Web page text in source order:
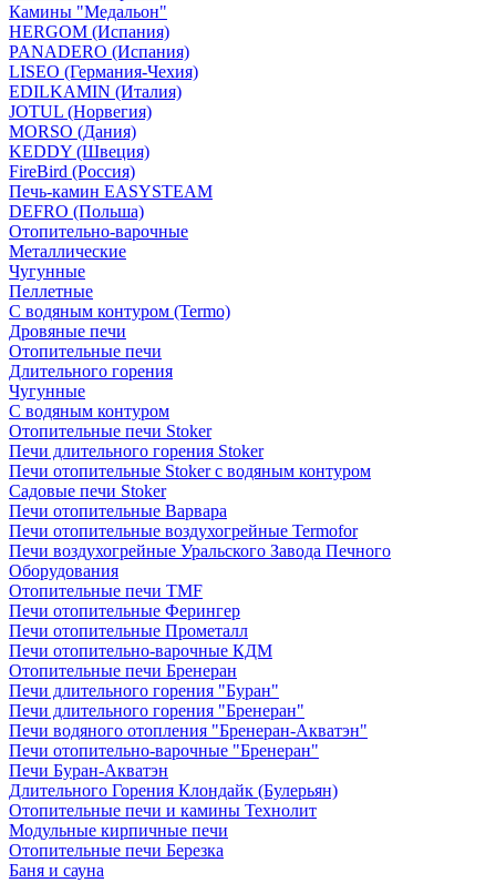
Камины "Медальон"
HERGOM (Испания)
PANADERO (Испания)
LISEO (Германия-Чехия)
EDILKAMIN (Италия)
JOTUL (Норвегия)
MORSO (Дания)
KEDDY (Швеция)
FireBird (Россия)
Печь-камин EASYSTEAM
DEFRO (Польша)
Отопительно-варочные
Металлические
Чугунные
Пеллетные
С водяным контуром (Termo)
Дровяные печи
Отопительные печи
Длительного горения
Чугунные
C водяным контуром
Отопительные печи Stoker
Печи длительного горения Stoker
Печи отопительные Stoker с водяным контуром
Садовые печи Stoker
Печи отопительные Варвара
Печи отопительные воздухогрейные Termofor
Печи воздухогрейные Уральского Завода Печного
Оборудования
Отопительные печи TMF
Печи отопительные Ферингер
Печи отопительные Прометалл
Печи отопительно-варочные КДМ
Отопительные печи Бренеран
Печи длительного горения "Буран"
Печи длительного горения "Бренеран"
Печи водяного отопления "Бренеран-Акватэн"
Печи отопительно-варочные "Бренеран"
Печи Буран-Акватэн
Длительного Горения Клондайк (Булерьян)
Отопительные печи и камины Технолит
Модульные кирпичные печи
Отопительные печи Березка
Баня и сауна